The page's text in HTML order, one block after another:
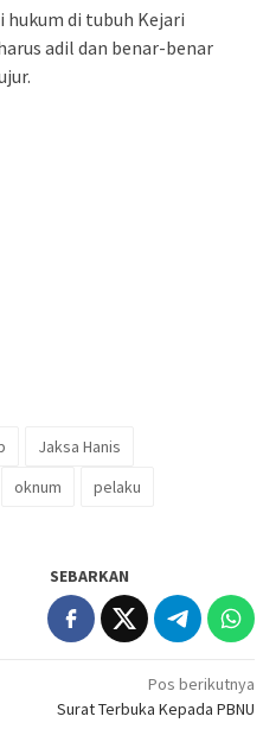
hukum di tubuh Kejari
adil dan benar-benar
Jaksa Hanis
oknum
pelaku
SEBARKAN
Pos berikutnya
Surat Terbuka Kepada PBNU